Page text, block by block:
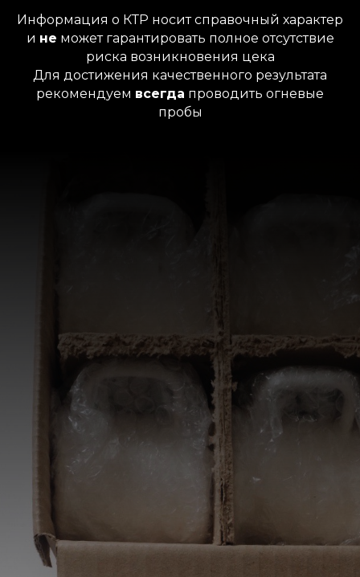
Информация о КТР носит справочный характер
и не может гарантировать полное отсутствие
риска возникновения цека
Для достижения качественного результата
рекомендуем всегда проводить огневые
пробы